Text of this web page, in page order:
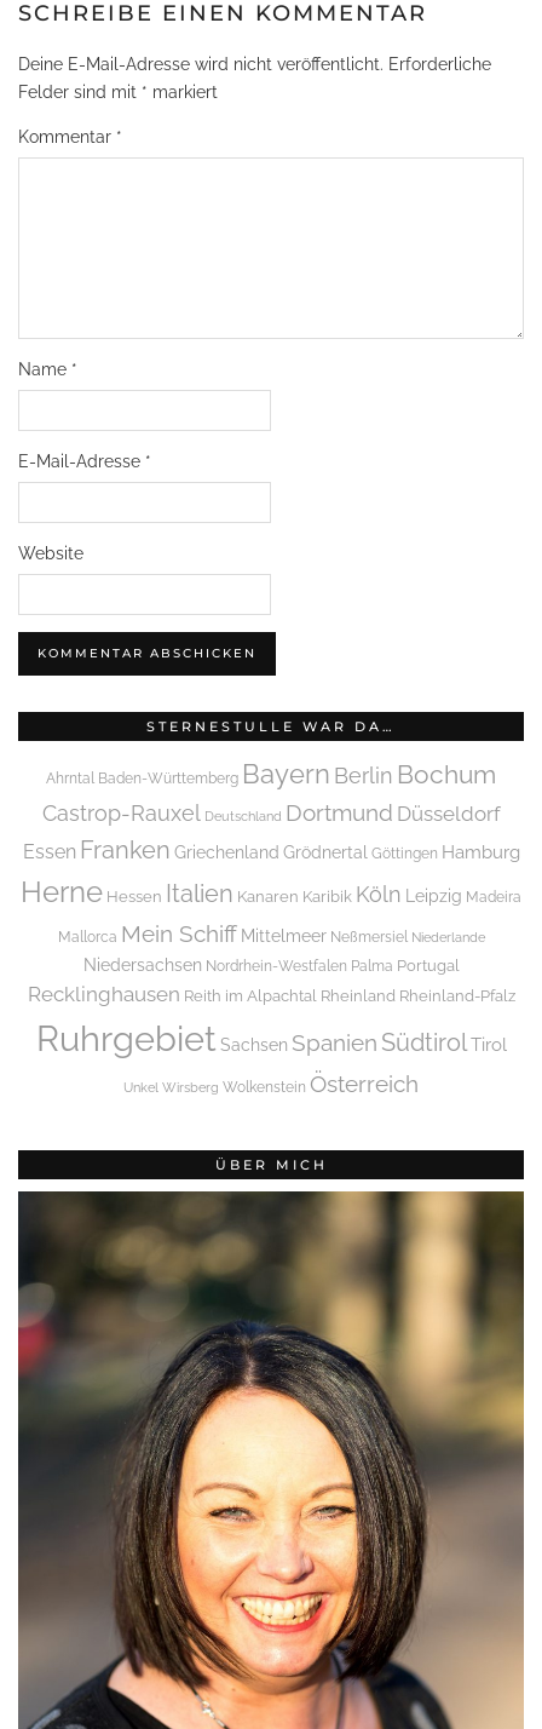
SCHREIBE EINEN KOMMENTAR
Deine E-Mail-Adresse wird nicht veröffentlicht. Erforderliche
Felder sind mit * markiert
Kommentar *
Name *
E-Mail-Adresse *
Website
STERNESTULLE WAR DA…
Ahrntal Baden-Württemberg Bayern Berlin Bochum
Castrop-Rauxel Deutschland Dortmund Düsseldorf
Essen Franken Griechenland Grödnertal Göttingen Hamburg
Herne Hessen Italien Kanaren Karibik Köln Leipzig Madeira
Mallorca Mein Schiff Mittelmeer Neßmersiel Niederlande
Niedersachsen Nordrhein-Westfalen Palma Portugal
Recklinghausen Reith im Alpachtal Rheinland Rheinland-Pfalz
Ruhrgebiet Sachsen Spanien SüdtirolTirol
Unkel Wirsberg Wolkenstein Österreich
ÜBER MICH